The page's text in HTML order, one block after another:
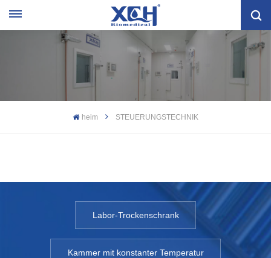
heim STEUERUNGSTECHNIK
Labor-Trockenschrank
Kammer mit konstanter Temperatur